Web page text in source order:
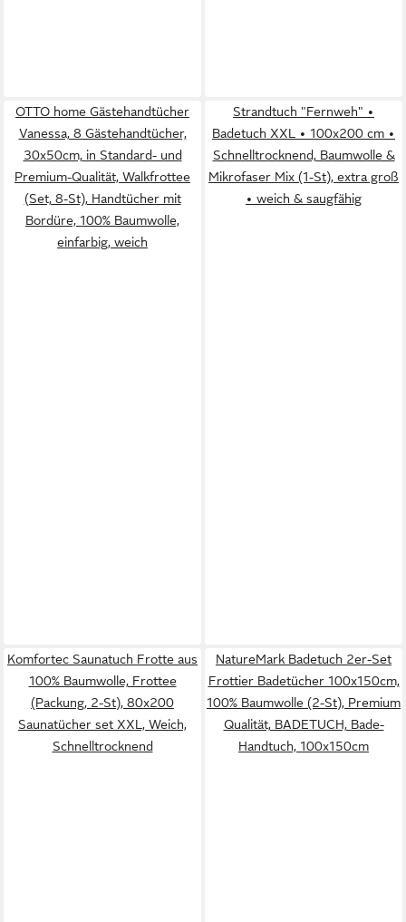
OTTO home Gästehandtücher
Vanessa, 8 Gästehandtücher,
30x50cm, in Standard- und
Premium-Qualität, Walkfrottee
(Set, 8-St), Handtücher mit
Bordüre, 100% Baumwolle,
einfarbig, weich
Strandtuch "Fernweh" •
Badetuch XXL • 100x200 cm •
Schnelltrocknend, Baumwolle &
Mikrofaser Mix (1-St), extra groß
• weich & saugfähig
Komfortec Saunatuch Frotte aus
100% Baumwolle, Frottee
(Packung, 2-St), 80x200
Saunatücher set XXL, Weich,
Schnelltrocknend
NatureMark Badetuch 2er-Set
Frottier Badetücher 100x150cm,
100% Baumwolle (2-St), Premium
Qualität, BADETUCH, Bade-
Handtuch, 100x150cm